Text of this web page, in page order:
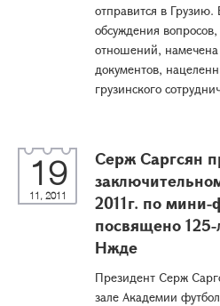
отправится в
обсуждения
отношений,
документов,
грузинского
19
11, 2011
Серж Саргсян
2011г. по мини-
посвящено
Нжде
Президент Серж
зале Академии